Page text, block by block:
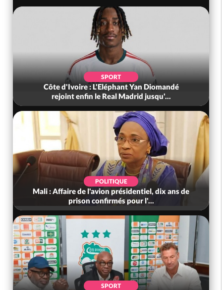
SPORT
Côte d'Ivoire : L'Eléphant Yan Diomandé
rejoint enfin le Real Madrid jusqu'...
POLITIQUE
Mali : Affaire de l'avion présidentiel, dix ans de
prison confirmés pour l'...
SPORT